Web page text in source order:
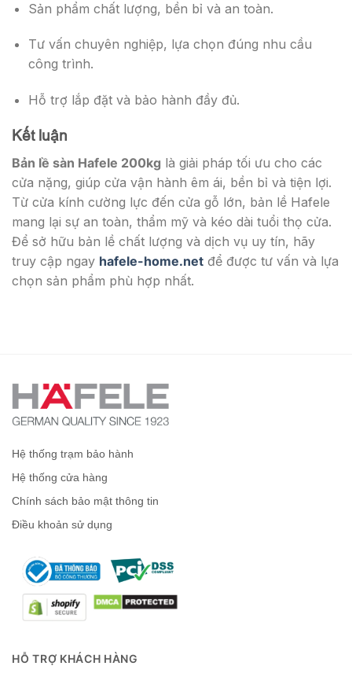
Sản phẩm chất lượng, bền bỉ và an toàn.
Tư vấn chuyên nghiệp, lựa chọn đúng nhu cầu
công trình.
Hỗ trợ lắp đặt và bảo hành đầy đủ.
Kết luận
Bản lề sàn Hafele 200kg là giải pháp tối ưu cho các
cửa nặng, giúp cửa vận hành êm ái, bền bỉ và tiện lợi.
Từ cửa kính cường lực đến cửa gỗ lớn, bản lề Hafele
mang lại sự an toàn, thẩm mỹ và kéo dài tuổi thọ cửa.
Để sở hữu bản lề chất lượng và dịch vụ uy tín, hãy
truy cập ngay hafele-home.net để được tư vấn và lựa
chọn sản phẩm phù hợp nhất.
Hệ thống trạm bảo hành
Hệ thống cửa hàng
Chính sách bảo mật thông tin
Điều khoản sử dụng
HỖ TRỢ KHÁCH HÀNG